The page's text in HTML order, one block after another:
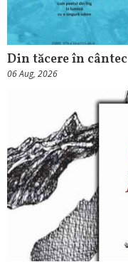
Din tăcere în cântec
06 Aug, 2026